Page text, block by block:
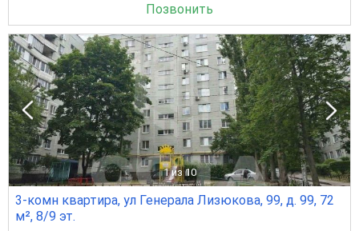
Позвонить
1 из 10
3-комн квартира, ул Генерала Лизюкова, 99, д. 99, 72
м², 8/9 эт.